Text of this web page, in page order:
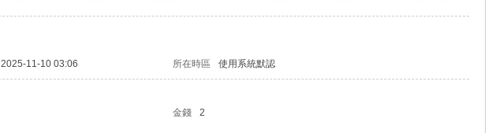
2025-11-10 03:06 所在時區 使用系統默認
金錢
2